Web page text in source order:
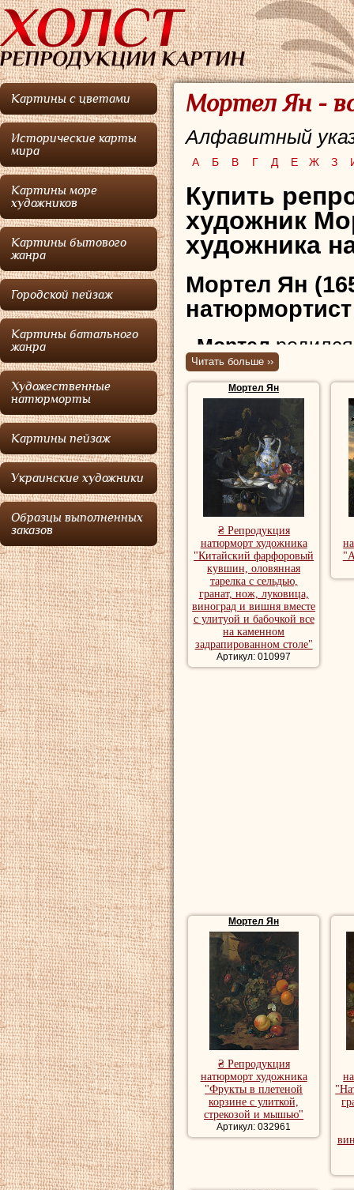
Картины с цветами
Исторические карты
мира
Картины море
художников
Картины бытового
жанра
Городской пейзаж
Картины батального
жанра
Художественные
натюрморты
Картины пейзаж
Украинские художники
Образцы выполненных
заказов
Мортел Ян -
Алфавитный
А Б В Г Д Е Ж З
Купить
художник
художника
Мортел Ян
Мортел
Яна Порселлиса
Гильдии
натюрморты,
бабочками.
Минтона
годуМортелбыл
Ботанического
работал в
Репродукции
купить
Читать больше ››
Мортел Ян
₴ Репродукция
натюрморт художника
"Китайский фарфоровый
кувшин, оловянная
тарелка с сельдью,
гранат, нож, луковица,
виноград и вишня вместе
с улитуой и бабочкой все
на каменном
задрапированном столе"
Артикул: 010997
Мортел Ян
₴ Репродукция
натюрморт художника
"Фрукты в плетеной
корзине с улиткой,
стрекозой и мышью"
Артикул: 032961